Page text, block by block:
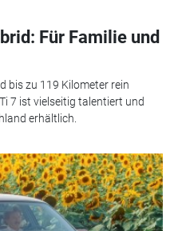
Für Familie und
bis zu 119 Kilometer rein
7 ist vielseitig talentiert und
erhältlich.